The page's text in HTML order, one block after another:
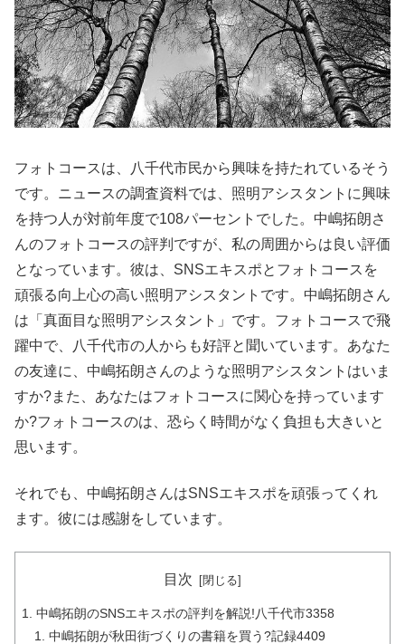
フォトコースは、八千代市民から興味を持たれているそう
です。ニュースの調査資料では、照明アシスタントに興味
を持つ人が対前年度で108パーセントでした。中嶋拓朗さ
んのフォトコースの評判ですが、私の周囲からは良い評価
となっています。彼は、SNSエキスポとフォトコースを
頑張る向上心の高い照明アシスタントです。中嶋拓朗さん
は「真面目な照明アシスタント」です。フォトコースで飛
躍中で、八千代市の人からも好評と聞いています。あなた
の友達に、中嶋拓朗さんのような照明アシスタントはいま
すか?また、あなたはフォトコースに関心を持っています
か?フォトコースのは、恐らく時間がなく負担も大きいと
思います。
それでも、中嶋拓朗さんはSNSエキスポを頑張ってくれ
ます。彼には感謝をしています。
目次
中嶋拓朗のSNSエキスポの評判を解説!八千代市3358
中嶋拓朗が秋田街づくりの書籍を買う?記録4409